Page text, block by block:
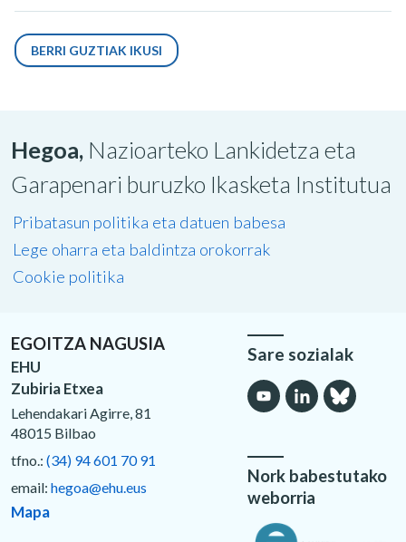
BERRI GUZTIAK IKUSI
Hegoa, Nazioarteko Lankidetza eta
Garapenari buruzko Ikasketa Institutua
Pribatasun politika eta datuen babesa
Lege oharra eta baldintza orokorrak
Cookie politika
EGOITZA NAGUSIA
EHU
Zubiria Etxea
Lehendakari Agirre, 81
48015 Bilbao
tfno.: (34) 94 601 70 91
email: hegoa@ehu.eus
Mapa
Sare sozialak
Nork babestutako
weborria